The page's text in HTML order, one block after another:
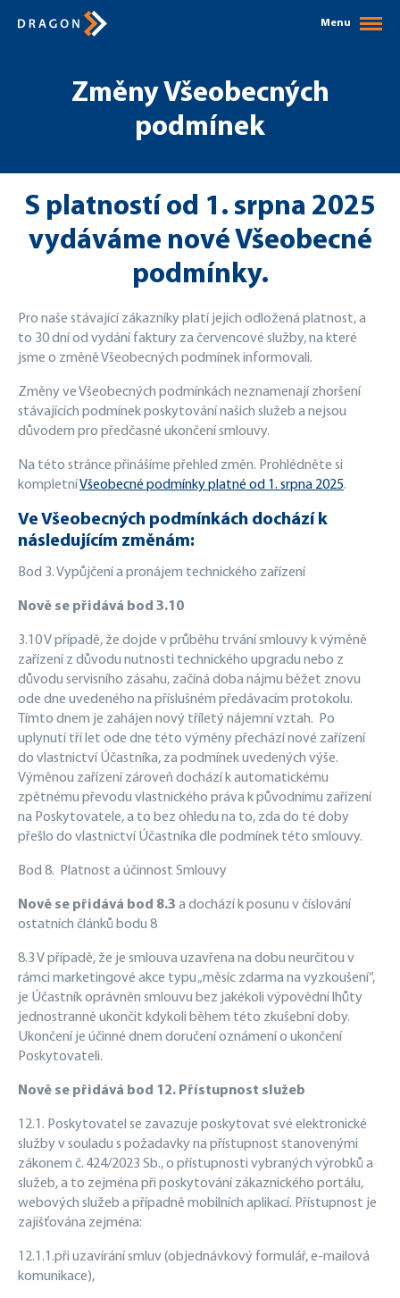
Menu
Změny Všeobecných
podmínek
S platností od 1. srpna 2025
vydáváme nové Všeobecné
podmínky.
Pro naše stávající zákazníky platí jejich odložená platnost, a
to 30 dní od vydání faktury za červencové služby, na které
jsme o změně Všeobecných podmínek informovali.
Změny ve Všeobecných podmínkách neznamenají zhoršení
stávajících podmínek poskytování našich služeb a nejsou
důvodem pro předčasné ukončení smlouvy.
Na této stránce přinášíme přehled změn. Prohlédněte si
kompletníVšeobecné podmínky platné od 1. srpna 2025.
Ve Všeobecných podmínkách dochází k
následujícím změnám:
Bod 3. Vypůjčení a pronájem technického zařízení
Nově se přidává bod 3.10
3.10 V případě, že dojde v průběhu trvání smlouvy k výměně
zařízení z důvodu nutnosti technického upgradu nebo z
důvodu servisního zásahu, začíná doba nájmu běžet znovu
ode dne uvedeného na příslušném předávacím protokolu.
Tímto dnem je zahájen nový tříletý nájemní vztah. Po
uplynutí tří let ode dne této výměny přechází nové zařízení
do vlastnictví Účastníka, za podmínek uvedených výše.
Výměnou zařízení zároveň dochází k automatickému
zpětnému převodu vlastnického práva k původnímu zařízení
na Poskytovatele, a to bez ohledu na to, zda do té doby
přešlo do vlastnictví Účastníka dle podmínek této smlouvy.
Bod 8. Platnost a účinnost Smlouvy
Nově se přidává bod 8.3 a dochází k posunu v číslování
ostatních článků bodu 8
8.3V případě, že je smlouva uzavřena na dobu neurčitou v
rámci marketingové akce typu „měsíc zdarma na vyzkoušení“,
je Účastník oprávněn smlouvu bez jakékoli výpovědní lhůty
jednostranně ukončit kdykoli během této zkušební doby.
Ukončení je účinné dnem doručení oznámení o ukončení
Poskytovateli.
Nově se přidává bod 12. Přístupnost služeb
12.1. Poskytovatel se zavazuje poskytovat své elektronické
služby v souladu s požadavky na přístupnost stanovenými
zákonem č. 424/2023 Sb., o přístupnosti vybraných výrobků a
služeb, a to zejména při poskytování zákaznického portálu,
webových služeb a případně mobilních aplikací. Přístupnost je
zajišťována zejména:
12.1.1.při uzavírání smluv (objednávkový formulář, e-mailová
komunikace),